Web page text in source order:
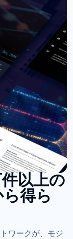
以上の
得ら
ワークが、モジ